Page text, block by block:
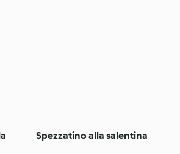
Spezzatino alla salentina